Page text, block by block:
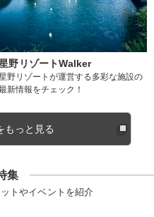
野リゾートWalker
野リゾートが運営する多彩な施設の
新情報をチェック！
もっと見る
集
トやイベントを紹介